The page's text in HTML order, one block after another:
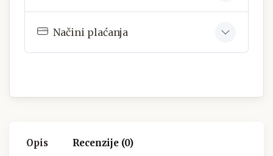
Načini plaćanja
Opis Recenzije (0)